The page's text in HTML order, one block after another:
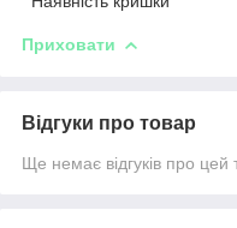
Приховати
Відгуки про товар
Ще немає відгуків про цей